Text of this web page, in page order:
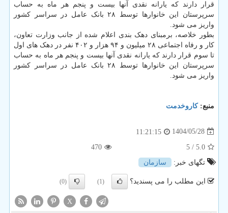
قرار دارند که یارانه نقدی آنها بیست و پنجم هر ماه به حساب
سرپرستان این خانوارها توسط ۲۸ بانک عامل در سراسر کشور
واریز می شود.
بطور خلاصه، برمبنای دهک بندی اعلام شده از جانب وزارت تعاون،
کار و رفاه اجتماعی ۲۸ میلیون و ۹۴ هزار و ۴۰۲ نفر در دهک های اول
تا سوم قرار دارند که یارانه نقدی آنها بیست و پنجم هر ماه به حساب
سرپرستان این خانوارها توسط ۲۸ بانک عامل در سراسر کشور
واریز می شود.
منبع:كاروخدمت
1404/05/28
11:21:15
5.0
/ 5
470
تگهای خبر:
سازمان
این مطلب را می پسندید؟ (1)
(0)
X